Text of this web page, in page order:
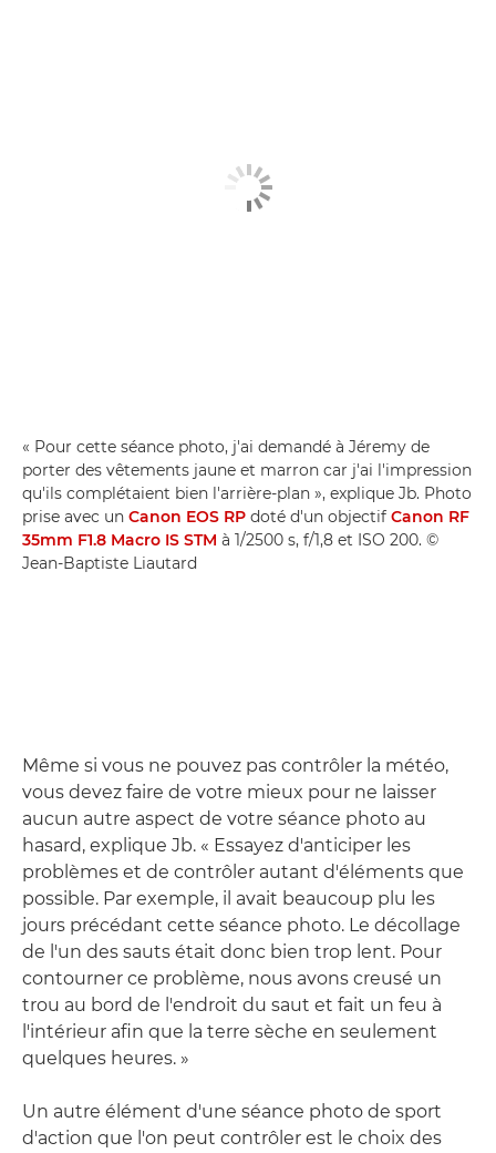
« Pour cette séance photo, j'ai demandé à Jéremy de
porter des vêtements jaune et marron car j'ai l'impression
qu'ils complétaient bien l'arrière-plan », explique Jb. Photo
prise avec un Canon EOS RP doté d'un objectif Canon RF
35mm F1.8 Macro IS STM à 1/2500 s, f/1,8 et ISO 200. ©
Jean-Baptiste Liautard
Même si vous ne pouvez pas contrôler la météo,
vous devez faire de votre mieux pour ne laisser
aucun autre aspect de votre séance photo au
hasard, explique Jb. « Essayez d'anticiper les
problèmes et de contrôler autant d'éléments que
possible. Par exemple, il avait beaucoup plu les
jours précédant cette séance photo. Le décollage
de l'un des sauts était donc bien trop lent. Pour
contourner ce problème, nous avons creusé un
trou au bord de l'endroit du saut et fait un feu à
l'intérieur afin que la terre sèche en seulement
quelques heures. »
Un autre élément d'une séance photo de sport
d'action que l'on peut contrôler est le choix des